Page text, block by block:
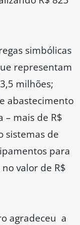
simbólicas
representam
milhões;
abastecimento
– mais de R$
sistemas de
para
valor de R$
agradeceu a